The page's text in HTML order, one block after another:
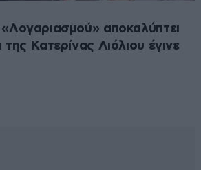
αποκαλύπτει
Κατερίνας Λιόλιου έγινε